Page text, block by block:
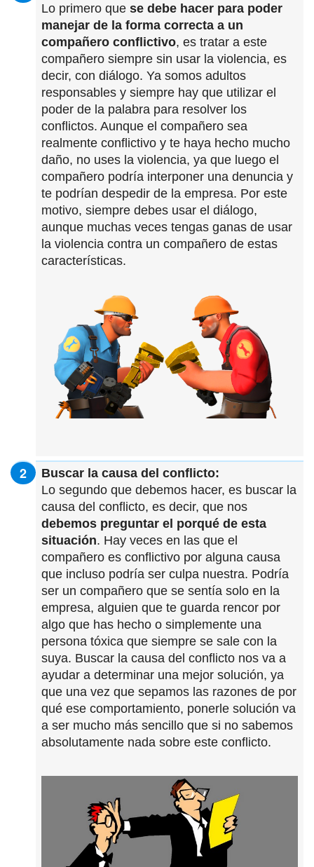
Lo primero que se debe hacer para poder
manejar de la forma correcta a un
compañero conflictivo, es tratar a este
compañero siempre sin usar la violencia, es
decir, con diálogo. Ya somos adultos
responsables y siempre hay que utilizar el
poder de la palabra para resolver los
conflictos. Aunque el compañero sea
realmente conflictivo y te haya hecho mucho
daño, no uses la violencia, ya que luego el
compañero podría interponer una denuncia y
te podrían despedir de la empresa. Por este
motivo, siempre debes usar el diálogo,
aunque muchas veces tengas ganas de usar
la violencia contra un compañero de estas
características.
Buscar la causa del conflicto:
Lo segundo que debemos hacer, es buscar la
causa del conflicto, es decir, que nos
debemos preguntar el porqué de esta
situación. Hay veces en las que el
compañero es conflictivo por alguna causa
que incluso podría ser culpa nuestra. Podría
ser un compañero que se sentía solo en la
empresa, alguien que te guarda rencor por
algo que has hecho o simplemente una
persona tóxica que siempre se sale con la
suya. Buscar la causa del conflicto nos va a
ayudar a determinar una mejor solución, ya
que una vez que sepamos las razones de por
qué ese comportamiento, ponerle solución va
a ser mucho más sencillo que si no sabemos
absolutamente nada sobre este conflicto.